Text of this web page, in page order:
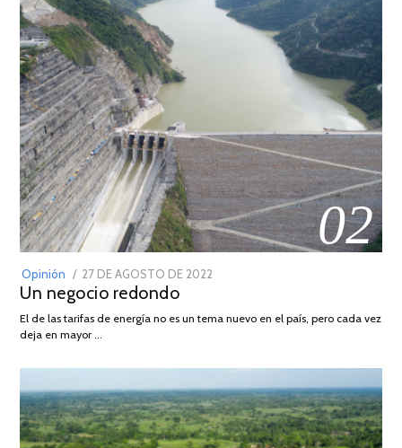
02
Opinión
POSTED
ON
27 DE AGOSTO DE 2022
DE
Un negocio redondo
El de las tarifas de energía no es un tema nuevo en el país, pero cada vez
deja en mayor …